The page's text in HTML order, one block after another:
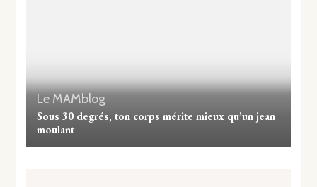
Le MAMblog
Sous 30 degrés, ton corps mérite mieux qu’un jean
moulant